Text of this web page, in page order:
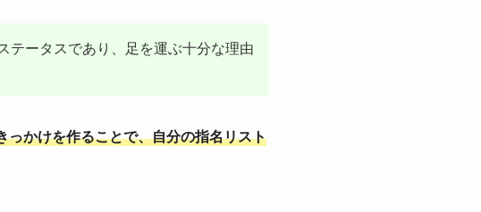
テータスであり、足を運ぶ十分な理由
っかけを作ることで、自分の指名リスト